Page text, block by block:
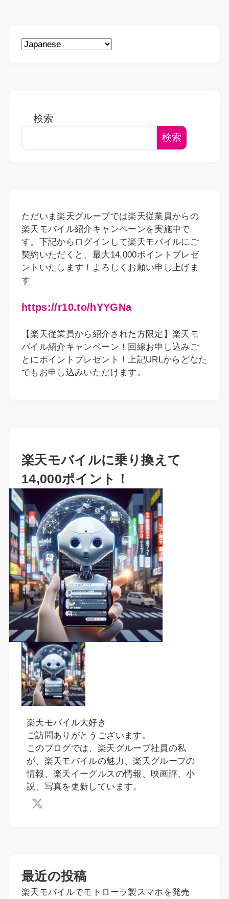
検索
検索
ただいま楽天グループでは楽天従業員からの
楽天モバイル紹介キャンペーンを実施中で
す。下記からログインして楽天モバイルにご
契約いただくと、最大14,000ポイントプレゼ
ントいたします！よろしくお願い申し上げま
す
https://r10.to/hYYGNa
【楽天従業員から紹介された方限定】楽天モ
バイル紹介キャンペーン！回線お申し込みご
とにポイントプレゼント！上記URLからどなた
でもお申し込みいただけます。
楽天モバイルに乗り換えて
14,000ポイント！
楽天モバイル大好き
ご訪問ありがとうございます。
このブログでは、楽天グループ社員の私
が、楽天モバイルの魅力、楽天グループの
情報、楽天イーグルスの情報、映画評、小
説、写真を更新しています。
最近の投稿
楽天モバイルでモトローラ製スマホを発売